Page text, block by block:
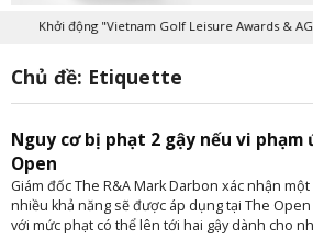
Khởi động "Vietnam Golf Leisure Awards &
Chủ đề: Etiquette
Nguy cơ bị phạt 2 gậy nếu vi
Open
Giám đốc The R&A Mark Darbon xác nhận
nhiều khả năng sẽ được áp dụng tại The
với mức phạt có thể lên tới hai gậy dành cho